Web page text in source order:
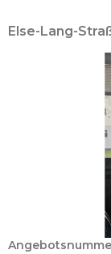
Else-Lang-